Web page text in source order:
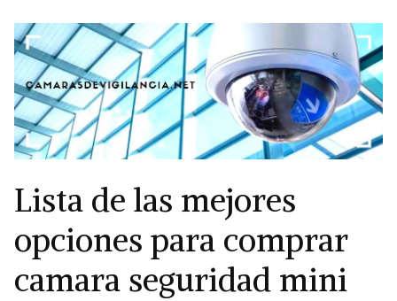
Lista de las mejores
opciones para comprar
camara seguridad mini